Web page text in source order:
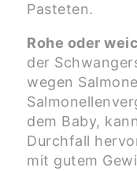
Pasteten.
Rohe oder
der
wegen
dem Baby,
Durchfall
mit gutem